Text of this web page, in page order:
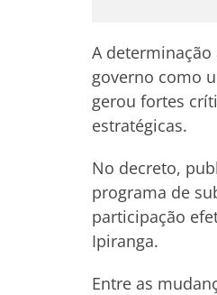
A
governo como
gerou fortes
estratégicas.
No decreto,
programa de
participação
Ipiranga.
Entre as